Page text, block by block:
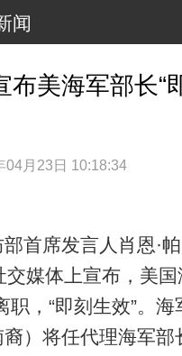
闻
布美海军部长“
04月23日 10:18:34
席发言人肖恩·帕
交媒体上宣布，美国
职，“即刻生效”。海
）将任代理海军部